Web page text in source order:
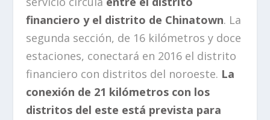
financiero y el distrito de Chinatown. La
segunda sección, de 16 kilómetros y doce
estaciones, conectará en 2016 el distrito
financiero con distritos del noroeste. La
conexión de 21 kilómetros con los
distritos del este está prevista para